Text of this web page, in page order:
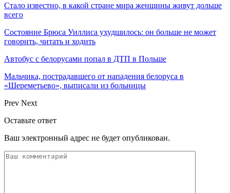
Стало известно, в какой стране мира женщины живут дольше
всего
Состояние Брюса Уиллиса ухудшилось: он больше не может
говорить, читать и ходить
Автобус с белорусами попал в ДТП в Польше
Мальчика, пострадавшего от нападения белоруса в
«Шереметьево», выписали из больницы
Prev Next
Оставьте ответ
Ваш электронный адрес не будет опубликован.